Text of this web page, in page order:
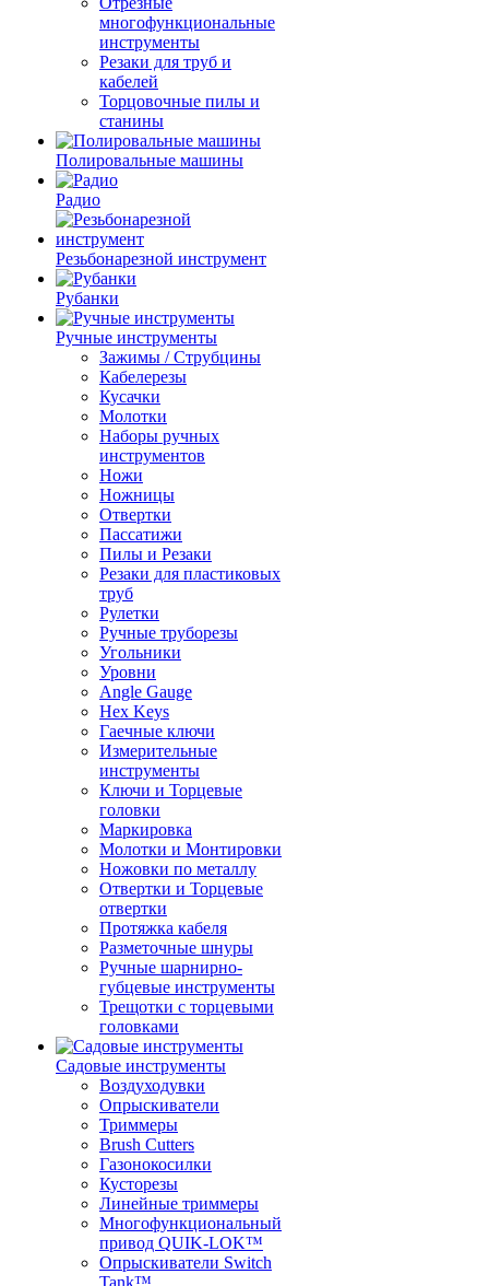
многофункциональные
инструменты
Резаки для труб и
кабелей
Торцовочные пилы и
станины
Полировальные машины
Радио
Резьбонарезной инструмент
Рубанки
Ручные инструменты
Зажимы / Струбцины
Кабелерезы
Кусачки
Молотки
Наборы ручных
инструментов
Ножи
Ножницы
Отвертки
Пассатижи
Пилы и Резаки
Резаки для пластиковых
труб
Рулетки
Ручные труборезы
Угольники
Уровни
Angle Gauge
Hex Keys
Гаечные ключи
Измерительные
инструменты
Ключи и Торцевые
головки
Маркировка
Молотки и Монтировки
Ножовки по металлу
Отвертки и Торцевые
отвертки
Протяжка кабеля
Разметочные шнуры
Ручные шарнирно-
губцевые инструменты
Трещотки с торцевыми
головками
Садовые инструменты
Воздуходувки
Опрыскиватели
Триммеры
Brush Cutters
Газонокосилки
Кусторезы
Линейные триммеры
Многофункциональный
привод QUIK-LOK™
Опрыскиватели Switch
Tank™